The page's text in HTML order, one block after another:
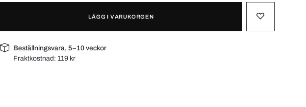
LÄGG I VARUKORGEN
Beställningsvara, 5–10 veckor
Fraktkostnad: 119 kr